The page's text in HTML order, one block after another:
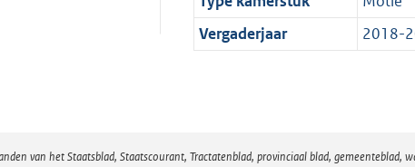
Vergaderjaar
2018-
van het Staatsblad, Staatscourant, Tractatenblad, provinciaal blad,